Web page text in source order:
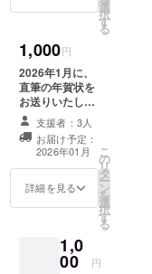
りません。
選
択
す
る
1,000円
2026年1月に、
直筆の年賀状を
お送りいたしま
す！ 宛名等ご希
望ございました
ら、備考欄にご
記入ください。
支援者：3人
お届け予定：
2026年01月
詳細を見る
こ
の
リ
タ
ー
ン
を
選
択
す
る
1,0
00 円